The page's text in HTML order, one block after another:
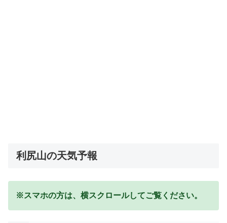
利尻山の天気予報
※スマホの方は、横スクロールしてご覧ください。